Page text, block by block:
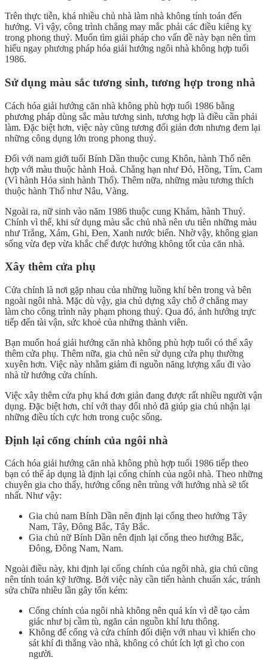
Trên thực tiễn, khá nhiều chủ nhà làm nhà không tính toán đến
hướng. Vì vậy, công trình chẳng may mắc phải các điều kiêng kỵ
trong phong thuỷ. Muốn tìm giải pháp cho vấn đề này bạn nên tìm
hiểu ngay phương pháp hóa giải hướng ngôi nhà không hợp tuổi
1986.
Sử dụng màu sắc tương sinh, tương hợp trong nhà
Cách hóa giải hướng căn nhà không phù hợp tuổi 1986 bằng
phương pháp dùng sắc màu tương sinh, tương hợp là điều cần phải
làm. Đặc biệt hơn, việc này cũng tương đối giản đơn nhưng đem lại
những công dụng lớn trong phong thuỷ.
Đối với nam giới tuổi Bính Dần thuộc cung Khôn, hành Thổ nên
hợp với màu thuộc hành Hoả. Chẳng hạn như Đỏ, Hồng, Tím, Cam
(Vì hành Hỏa sinh hành Thổ). Thêm nữa, những màu tương thích
thuộc hành Thổ như Nâu, Vàng.
Ngoài ra, nữ sinh vào năm 1986 thuộc cung Khảm, hành Thuỷ.
Chính vì thế, khi sử dụng màu sắc chủ nhà nên ưu tiên những màu
như Trắng, Xám, Ghi, Đen, Xanh nước biển. Nhờ vậy, không gian
sống vừa đẹp vừa khắc chế được hướng không tốt của căn nhà.
Xây thêm cửa phụ
Cửa chính là nơi gặp nhau của những luồng khí bên trong và bên
ngoài ngôi nhà. Mặc dù vậy, gia chủ dựng xây chỗ ở chẳng may
làm cho công trình này phạm phong thuỷ. Qua đó, ảnh hưởng trực
tiếp đến tài vận, sức khoẻ của những thành viên.
Bạn muốn hoá giải hướng căn nhà không phù hợp tuổi có thể xây
thêm cửa phụ. Thêm nữa, gia chủ nên sử dụng cửa phụ thường
xuyên hơn. Việc này nhằm giảm đi nguồn năng lượng xấu đi vào
nhà từ hướng cửa chính.
Việc xây thêm cửa phụ khá đơn giản đang được rất nhiều người vận
dụng. Đặc biệt hơn, chỉ với thay đổi nhỏ đã giúp gia chủ nhận lại
những điều tích cực hơn trong cuộc sống.
Định lại cổng chính của ngôi nhà
Cách hóa giải hướng căn nhà không phù hợp tuổi 1986 tiếp theo
bạn có thể áp dụng là định lại cổng chính của ngôi nhà. Theo những
chuyên gia cho thấy, hướng cổng nên trùng với hướng nhà sẽ tốt
nhất. Như vậy:
Gia chủ nam Bính Dần nên định lại cổng theo hướng Tây
Nam, Tây, Đông Bắc, Tây Bắc.
Gia chủ nữ Bính Dần nên định lại cổng theo hướng Bắc,
Đông, Đông Nam, Nam.
Ngoài điều này, khi định lại cổng chính của ngôi nhà, gia chủ cũng
nên tính toán kỹ lưỡng. Bởi việc này cần tiến hành chuẩn xác, tránh
sửa chữa nhiều lần gây tốn kém:
Cổng chính của ngôi nhà không nên quá kín vì dễ tạo cảm
giác như bị cầm tù, ngăn cản nguồn khí lưu thông.
Không để cổng và cửa chính đối diện với nhau vì khiến cho
sát khí đi thẳng vào nhà, không có chút ích lợi gì cho con
người.